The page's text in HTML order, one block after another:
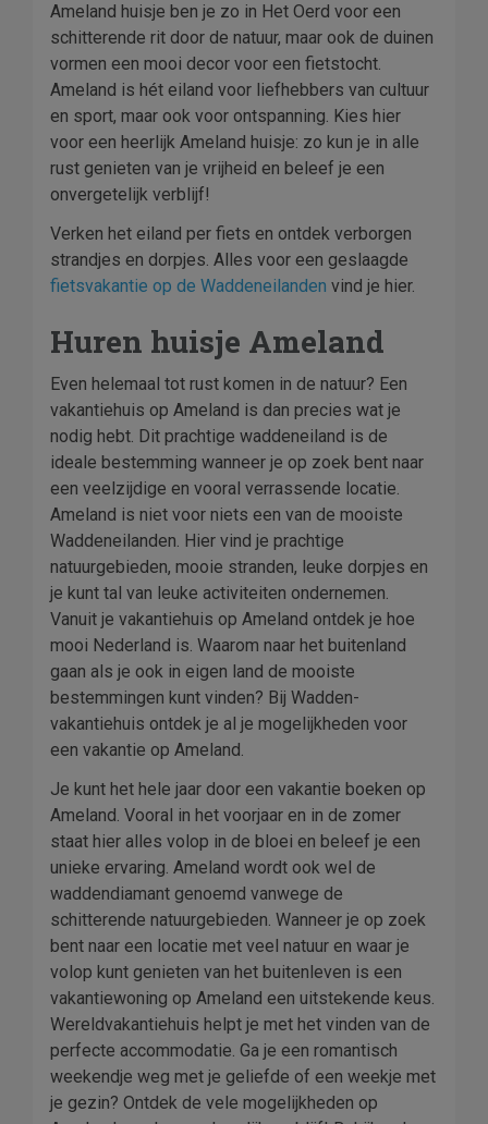
Ameland huisje ben je zo in Het Oerd voor een
schitterende rit door de natuur, maar ook de duinen
vormen een mooi decor voor een fietstocht.
Ameland is hét eiland voor liefhebbers van cultuur
en sport, maar ook voor ontspanning. Kies hier
voor een heerlijk Ameland huisje: zo kun je in alle
rust genieten van je vrijheid en beleef je een
onvergetelijk verblijf!
Verken het eiland per fiets en ontdek verborgen
strandjes en dorpjes. Alles voor een geslaagde
fietsvakantie op de Waddeneilanden vind je hier.
Huren huisje Ameland
Even helemaal tot rust komen in de natuur? Een
vakantiehuis op Ameland is dan precies wat je
nodig hebt. Dit prachtige waddeneiland is de
ideale bestemming wanneer je op zoek bent naar
een veelzijdige en vooral verrassende locatie.
Ameland is niet voor niets een van de mooiste
Waddeneilanden. Hier vind je prachtige
natuurgebieden, mooie stranden, leuke dorpjes en
je kunt tal van leuke activiteiten ondernemen.
Vanuit je vakantiehuis op Ameland ontdek je hoe
mooi Nederland is. Waarom naar het buitenland
gaan als je ook in eigen land de mooiste
bestemmingen kunt vinden? Bij Wadden-
vakantiehuis ontdek je al je mogelijkheden voor
een vakantie op Ameland.
Je kunt het hele jaar door een vakantie boeken op
Ameland. Vooral in het voorjaar en in de zomer
staat hier alles volop in de bloei en beleef je een
unieke ervaring. Ameland wordt ook wel de
waddendiamant genoemd vanwege de
schitterende natuurgebieden. Wanneer je op zoek
bent naar een locatie met veel natuur en waar je
volop kunt genieten van het buitenleven is een
vakantiewoning op Ameland een uitstekende keus.
Wereldvakantiehuis helpt je met het vinden van de
perfecte accommodatie. Ga je een romantisch
weekendje weg met je geliefde of een weekje met
je gezin? Ontdek de vele mogelijkheden op